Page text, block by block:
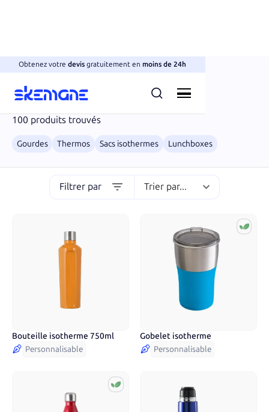
Obtenez votre devisgratuitement enmoins de 24h
Isotherme & hermétique
100 produits trouvés
Gourdes Thermos Sacs isothermes Lunchboxes
Filtrer par Trier par...
5couleurs
Bouteille isotherme 750ml
Personnalisable
16couleurs
Gobelet isotherme
Personnalisable